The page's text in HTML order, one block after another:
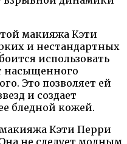
макияжа Кэти
и нестандартных
использовать
насыщенного
Это позволяет ей
и создает
бледной кожей.
Кэти Перри